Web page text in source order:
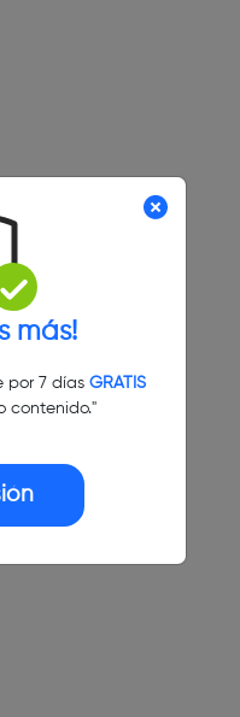
más!
7 días GRATIS
contenido."